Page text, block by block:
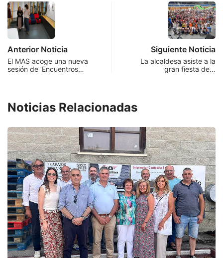
Anterior Noticia
El MAS acoge una nueva
sesión de ‘Encuentros…
Siguiente Noticia
La alcaldesa asiste a la
gran fiesta de…
Noticias Relacionadas